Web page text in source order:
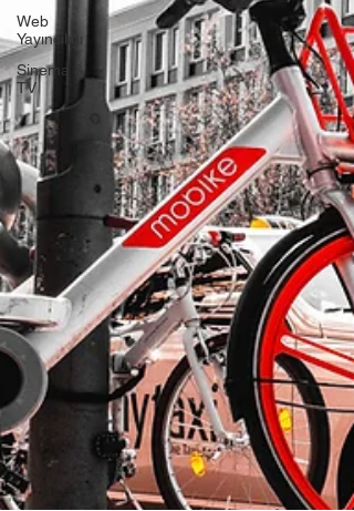
Web
Yayıncılığı
Sinema &
TV